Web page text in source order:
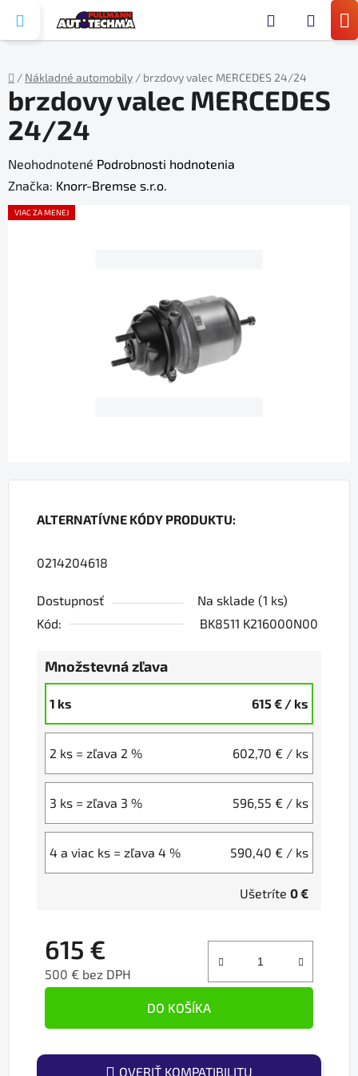
obsah
Domov
/ Nákladné automobily / brzdovy valec MERCEDES 24/24
ALTERNATÍVNE KÓDY PRODUKTU:
0214204618
Dostupnosť Na sklade (1 ks)
Kód:
BK8511 K216000N00
Množstevná zľava
1 ks 615 € / ks
2 ks = zľava 2 % 602,70 € / ks
3 ks = zľava 3 % 596,55 € / ks
4 a viac ks = zľava 4 % 590,40 € / ks
Ušetríte 0 €
615 €
500 € bez DPH
DO KOŠÍKA
OVERIŤ KOMPATIBILITU
brzdovy valec MERCEDES
24/24
Priemerné
hodnotenie
produktu
Neohodnotené Podrobnosti hodnotenia
Značka: Knorr-Bremse s.r.o.
VIAC ZA MENEJ